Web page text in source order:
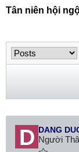
Tân niên hội
DANG
Người